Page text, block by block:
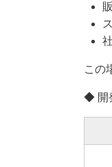
この
◆ 開